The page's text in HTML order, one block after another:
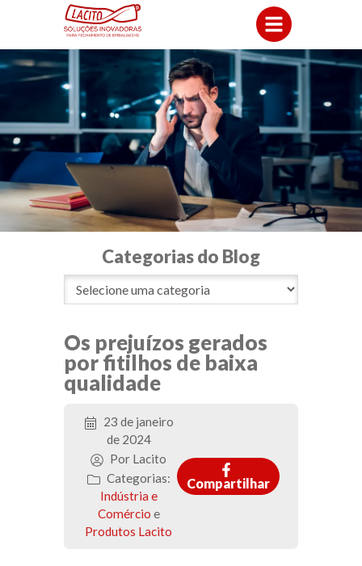
Categorias do Blog
Os prejuízos gerados
por fitilhos de baixa
qualidade
23 de janeiro
de 2024
Por Lacito
Categorias:
Indústria e
Comércio e
Produtos Lacito
Compartilhar